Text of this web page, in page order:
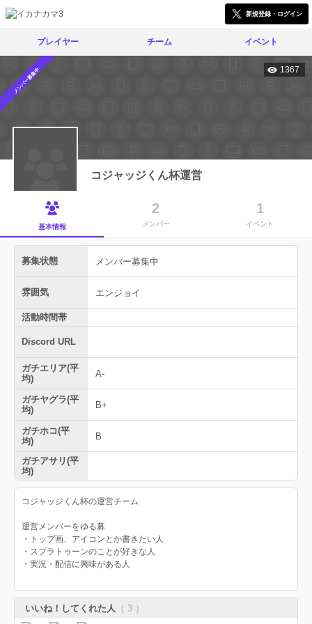
新規登録・ログイン
プレイヤー チーム イベント
メンバー募集中 1367
コジャッジくん杯運営
基本情報
2
メンバー
1
イベント
募集状態 メンバー募集中
雰囲気 エンジョイ
活動時間帯
Discord URL
ガチエリア(平
均)
A-
ガチヤグラ(平
均)
B+
ガチホコ(平
均)
B
ガチアサリ(平
均)
コジャッジくん杯の運営チーム
運営メンバーをゆる募
・トップ画、アイコンとか書きたい人
・スプラトゥーンのことが好きな人
・実況・配信に興味がある人
いいね！してくれた人 （ 3 ）